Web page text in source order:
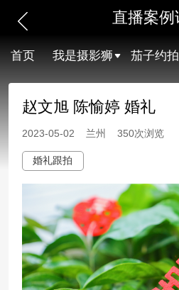
直播案例
首页 我是摄影狮 茄子约拍
赵文旭 陈愉婷 婚礼
2023-05-02 兰州 350次浏览
婚礼跟拍